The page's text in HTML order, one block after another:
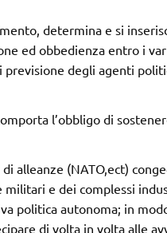
determina e si
ed obbedienza entro i
previsione degli agenti
l’obbligo di
alleanze (NATO,ect)
e dei complessi
politica autonoma; in
di volta in volta alle